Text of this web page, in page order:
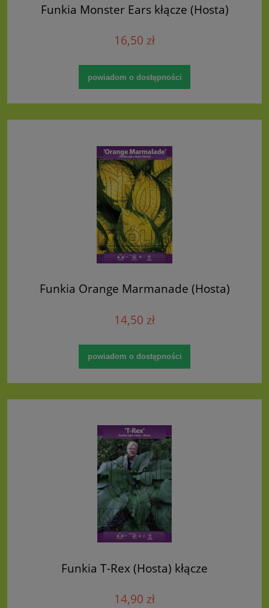
Funkia Monster Ears kłącze (Hosta)
16,50 zł
powiadom o dostępności
Funkia Orange Marmanade (Hosta)
14,50 zł
powiadom o dostępności
Funkia T-Rex (Hosta) kłącze
14,90 zł